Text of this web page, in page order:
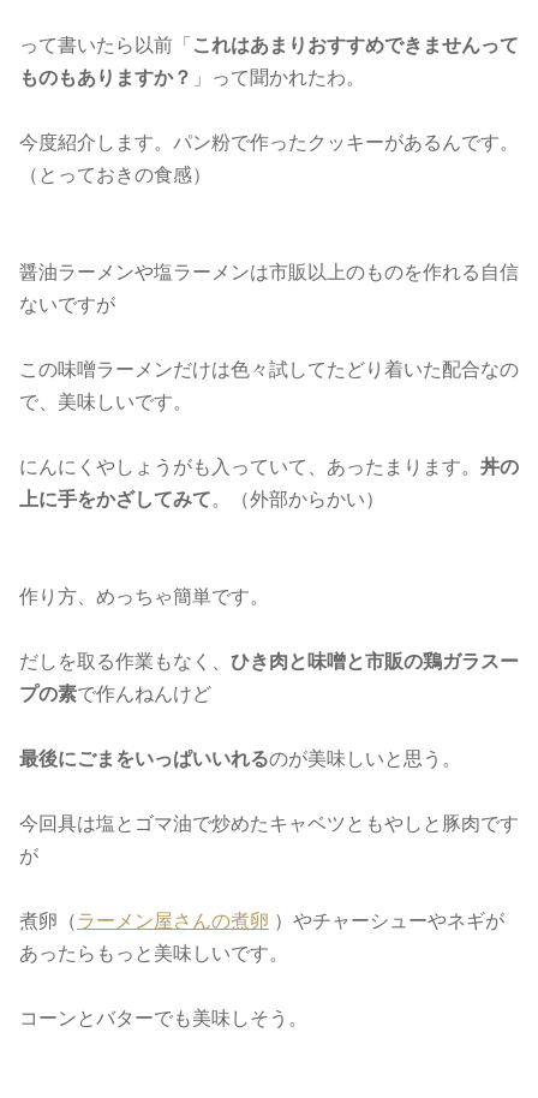
って書いたら以前「 これはあまりおすすめできませんって
ものもありますか？ 」って聞かれたわ。
今度紹介します。パン粉で作ったクッキーがあるんです。
（とっておきの食感）
醤油ラーメンや塩ラーメンは市販以上のものを作れる自信
ないですが
この味噌ラーメンだけは色々試してたどり着いた配合なの
で、美味しいです。
にんにくやしょうがも入っていて、あったまります。 丼の
上に手をかざしてみて。（外部からかい）
作り方、めっちゃ簡単です。
だしを取る作業もなく、 ひき肉と味噌と市販の鶏ガラスー
プの素で作んねんけど
最後にごまをいっぱいいれるのが美味しいと思う。
今回具は塩とゴマ油で炒めたキャベツともやしと豚肉です
が
煮卵（ラーメン屋さんの煮卵 ）やチャーシューやネギが
あったらもっと美味しいです。
コーンとバターでも美味しそう。